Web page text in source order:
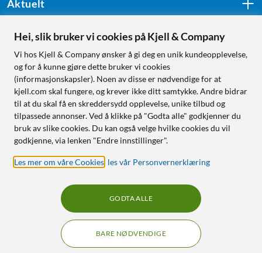
Aktuelt
Følg oss
Handle fra:
Sverige
Norge
RÅD OG TILBEHØR TIL
Hei, slik bruker vi cookies på Kjell & Company
Vi hos Kjell & Company ønsker å gi deg en unik kundeopplevelse,
og for å kunne gjøre dette bruker vi cookies
(informasjonskapsler). Noen av disse er nødvendige for at
kjell.com skal fungere, og krever ikke ditt samtykke. Andre bidrar
til at du skal få en skreddersydd opplevelse, unike tilbud og
tilpassede annonser. Ved å klikke på "Godta alle" godkjenner du
bruk av slike cookies. Du kan også velge hvilke cookies du vil
godkjenne, via lenken "Endre innstillinger".
Les mer om våre Cookies les vår Personvernerklæring
BARE NØDVENDIGE
GODTA ALLE